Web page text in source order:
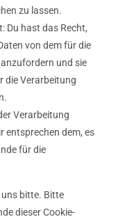
zu lassen.
Du hast das Recht,
von dem für die
und sie
die Verarbeitung
Verarbeitung
entsprechen dem, es
für die
uns bitte. Bitte
dieser Cookie-